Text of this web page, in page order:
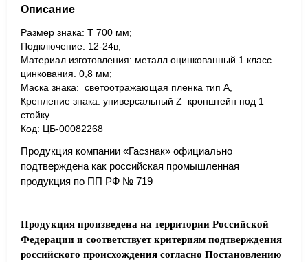
Описание
Размер знака: Т 700 мм;
Подключение: 12-24в;
Материал изготовления: металл оцинкованный 1 класс
цинкования. 0,8 мм;
Маска знака: светоотражающая пленка тип А,
Крепление знака: универсальный Z кронштейн под 1
стойку
Код: ЦБ-00082268
Продукция компании «Гасзнак» официально
подтверждена как российская промышленная
продукция по ПП РФ № 719
Продукция произведена на территории Российской
Федерации и соответствует критериям подтверждения
российского происхождения согласно Постановлению